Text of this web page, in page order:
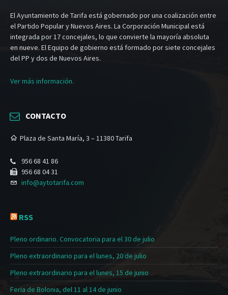
El Ayuntamiento de Tarifa está gobernado por una coalización entre
el Partido Popular y Nuevos Aires. La Corporación Municipal está
integrada por 17 concejales, lo que convierte la mayoría absoluta
en nueve. El Equipo de gobierno está formado por siete concejales
del PP y dos de Nuevos Aires.
Ver más información.
CONTACTO
Plaza de Santa María, 3 – 11380 Tarifa
956 68 41 86
956 68 04 31
info@aytotarifa.com
RSS
Pleno ordinario. Convocatoria para el 30 de julio
Pleno extraordinario para el lunes, 20 de julio
Pleno extraordinario para el lunes, 15 de junio
Feria de Bolonia, del 11 al 14 de junio